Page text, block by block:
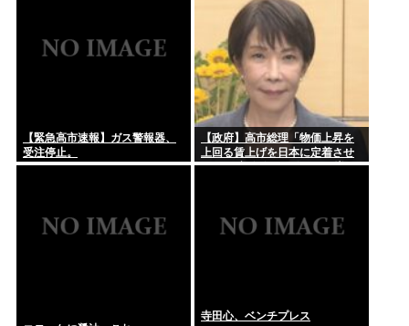
【緊急高市速報】ガス警報器、
受注停止。
【政府】高市総理「物価上昇を
上回る賃上げを日本に定着させ
る」 国家公務員月給3.51%増へ
寺田心、ベンチプレス